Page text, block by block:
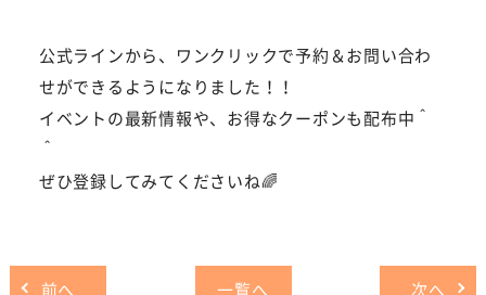
公式ラインから、ワンクリックで予約＆お問い合わ
せができるようになりました！！
イベントの最新情報や、お得なクーポンも配布中＾
＾
ぜひ登録してみてくださいね🌈
前へ 一覧へ 次へ